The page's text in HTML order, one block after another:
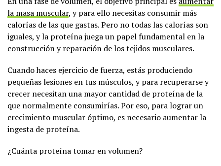
la masa muscular, y para ello necesitas consumir más
calorías de las que gastas. Pero no todas las calorías son
iguales, y la proteína juega un papel fundamental en la
construcción y reparación de los tejidos musculares.
Cuando haces ejercicio de fuerza, estás produciendo
pequeñas lesiones en tus músculos, y para recuperarse y
crecer necesitan una mayor cantidad de proteína de la
que normalmente consumirías. Por eso, para lograr un
crecimiento muscular óptimo, es necesario aumentar la
ingesta de proteína.
¿Cuánta proteína tomar en volumen?